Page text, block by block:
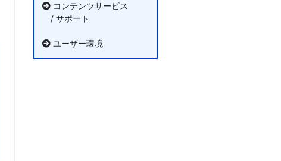
コンテンツサービス
/ サポート
ユーザー環境